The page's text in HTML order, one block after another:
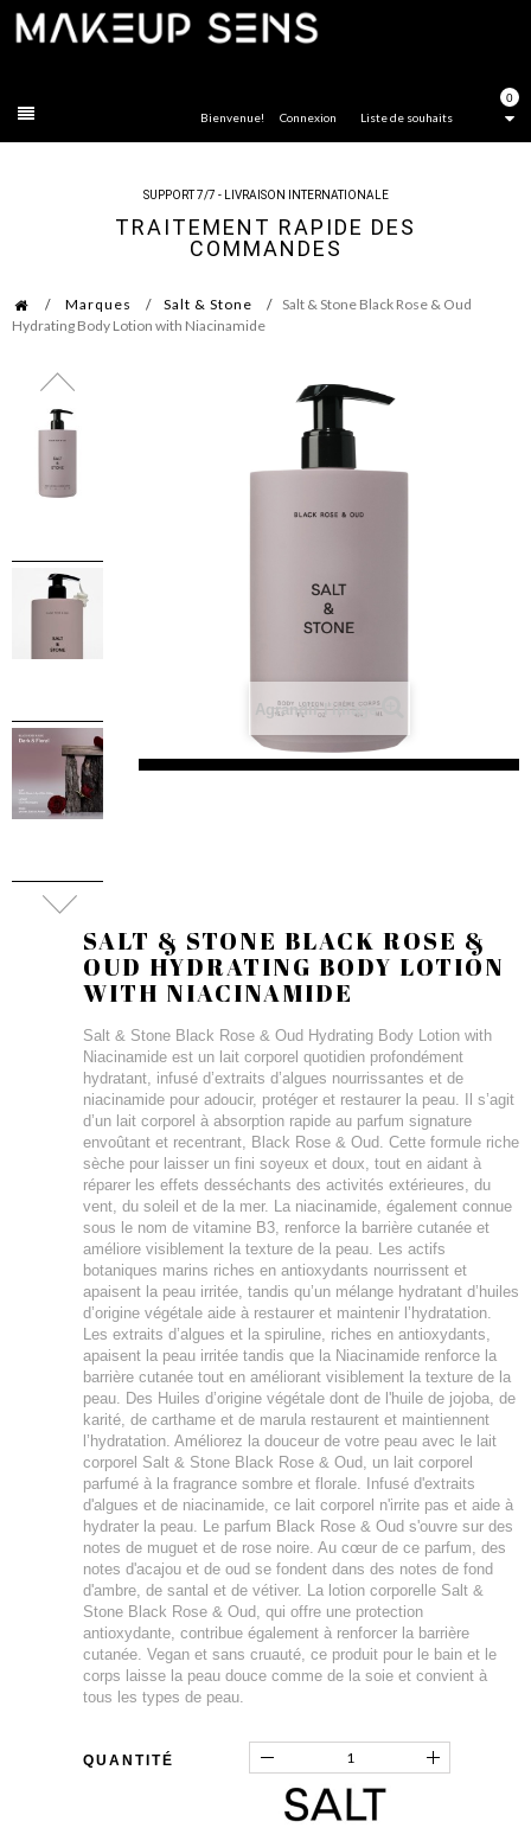
0
Liste de souhaits
Bienvenue! Connexion
SUPPORT 7/7 - LIVRAISON INTERNATIONALE
TRAITEMENT RAPIDE DES
COMMANDES
Marques Salt & Stone
Salt & Stone Black Rose & Oud
Hydrating Body Lotion with Niacinamide
Agrandir l'image
SALT & STONE BLACK ROSE &
OUD HYDRATING BODY LOTION
WITH NIACINAMIDE
Salt & Stone Black Rose & Oud Hydrating Body Lotion with
Niacinamide est un lait corporel quotidien profondément
hydratant, infusé d’extraits d’algues nourrissantes et de
niacinamide pour adoucir, protéger et restaurer la peau. Il s’agit
d’un lait corporel à absorption rapide au parfum signature
envoûtant et recentrant, Black Rose & Oud. Cette formule riche
sèche pour laisser un fini soyeux et doux, tout en aidant à
réparer les effets desséchants des activités extérieures, du
vent, du soleil et de la mer. La niacinamide, également connue
sous le nom de vitamine B3, renforce la barrière cutanée et
améliore visiblement la texture de la peau. Les actifs
botaniques marins riches en antioxydants nourrissent et
apaisent la peau irritée, tandis qu’un mélange hydratant d’huiles
d’origine végétale aide à restaurer et maintenir l’hydratation.
Les extraits d’algues et la spiruline, riches en antioxydants,
apaisent la peau irritée tandis que la Niacinamide renforce la
barrière cutanée tout en améliorant visiblement la texture de la
peau. Des Huiles d’origine végétale dont de l'huile de jojoba, de
karité, de carthame et de marula restaurent et maintiennent
l’hydratation. Améliorez la douceur de votre peau avec le lait
corporel Salt & Stone Black Rose & Oud, un lait corporel
parfumé à la fragrance sombre et florale. Infusé d'extraits
d'algues et de niacinamide, ce lait corporel n'irrite pas et aide à
hydrater la peau. Le parfum Black Rose & Oud s'ouvre sur des
notes de muguet et de rose noire. Au cœur de ce parfum, des
notes d'acajou et de oud se fondent dans des notes de fond
d'ambre, de santal et de vétiver. La lotion corporelle Salt &
Stone Black Rose & Oud, qui offre une protection
antioxydante, contribue également à renforcer la barrière
cutanée. Vegan et sans cruauté, ce produit pour le bain et le
corps laisse la peau douce comme de la soie et convient à
tous les types de peau.
QUANTITÉ